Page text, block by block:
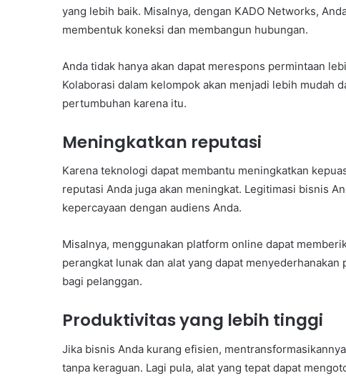
yang lebih baik. Misalnya, dengan KADO Networks,
membentuk koneksi dan membangun hubungan.
Anda tidak hanya akan dapat merespons permintaan
Kolaborasi dalam kelompok akan menjadi lebih mudah
pertumbuhan karena itu.
Meningkatkan reputasi
Karena teknologi dapat membantu meningkatkan
reputasi Anda juga akan meningkat. Legitimasi bisnis
kepercayaan dengan audiens Anda.
Misalnya, menggunakan platform online dapat
perangkat lunak dan alat yang dapat
bagi pelanggan.
Produktivitas yang lebih tinggi
Jika bisnis Anda kurang efisien,
tanpa keraguan. Lagi pula, alat yang tepat dapat